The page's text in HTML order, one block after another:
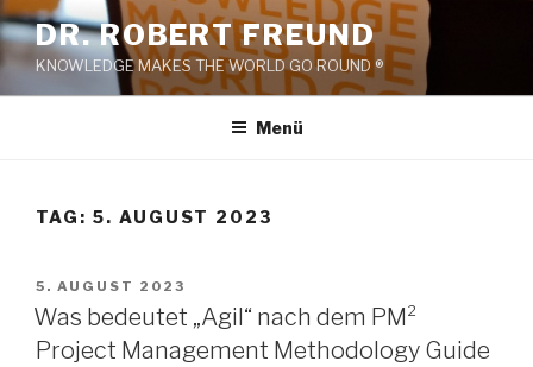
Zum
Inhalt
springen
DR. ROBERT FREUND
KNOWLEDGE MAKES THE WORLD GO ROUND ®
Menü
TAG: 5. AUGUST 2023
VERÖFFENTLICHT
AM
5. AUGUST 2023
Was bedeutet „Agil“ nach dem PM²
Project Management Methodology Guide